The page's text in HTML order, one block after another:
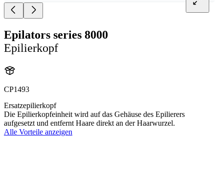
Epilators series 8000
Epilierkopf
CP1493
Ersatzepilierkopf
Die Epilierkopfeinheit wird auf das Gehäuse des Epilierers
aufgesetzt und entfernt Haare direkt an der Haarwurzel.
Alle Vorteile anzeigen